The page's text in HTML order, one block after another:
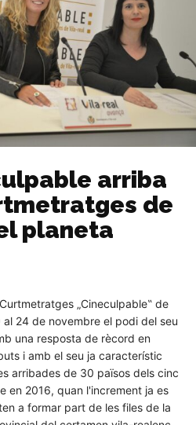
arriba
de
planeta
„Cineculpable‟ de
24 de novembre el podi del seu
una resposta de rècord en
i amb el seu ja característic
arribades de 30 països dels cinc
en 2016, quan l'increment ja es
a formar part de les files de la